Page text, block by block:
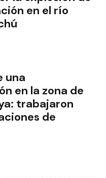
en el río
una
en la zona de
trabajaron
de